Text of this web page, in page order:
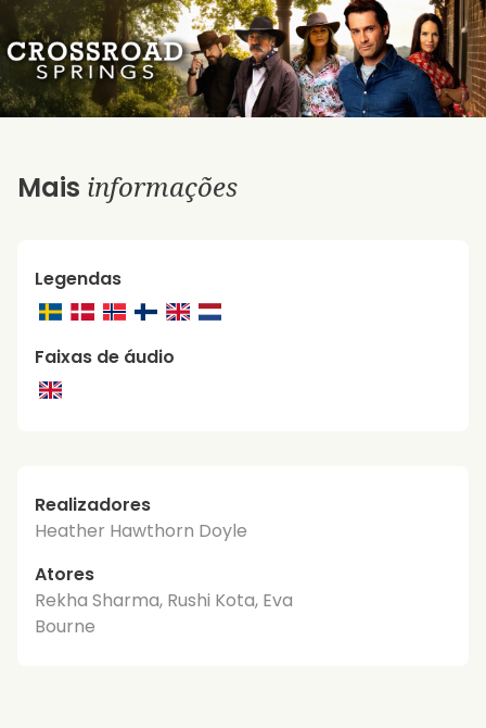
Mais informações
Legendas
Faixas de áudio
Realizadores
Heather Hawthorn Doyle
Atores
Rekha Sharma, Rushi Kota, Eva
Bourne